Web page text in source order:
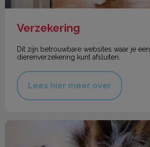
Verzekering
Dit zijn betrouwbare websites waar je een
dierenverzekering kunt afsluiten.
Lees hier meer over
Bescherm je konijn voor warmere dagen